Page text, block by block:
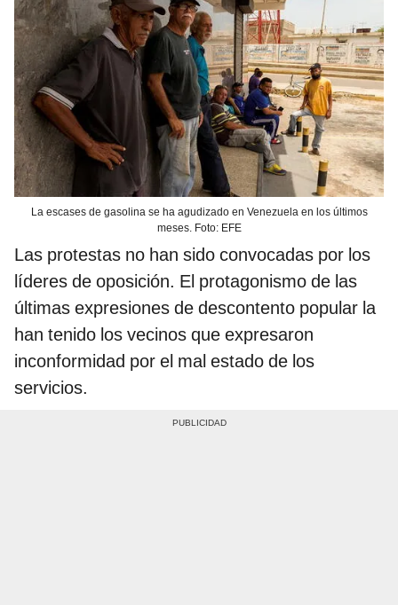
La escases de gasolina se ha agudizado en Venezuela en los últimos
meses. Foto: EFE
Las protestas no han sido convocadas por los
líderes de oposición. El protagonismo de las
últimas expresiones de descontento popular la
han tenido los vecinos que expresaron
inconformidad por el mal estado de los
servicios.